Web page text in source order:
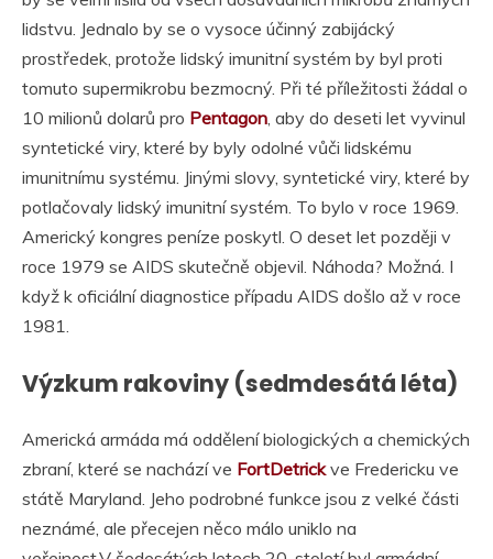
lidstvu. Jednalo by se o vysoce účinný zabijácký
prostředek, protože lidský imunitní systém by byl proti
tomuto supermikrobu bezmocný. Při té příležitosti žádal o
10 milionů dolarů pro Pentagon , aby do deseti let vyvinul
syntetické viry, které by byly odolné vůči lidskému
imunitnímu systému. Jinými slovy, syntetické viry, které by
potlačovaly lidský imunitní systém. To bylo v roce 1969.
Americký kongres peníze poskytl. O deset let později v
roce 1979 se AIDS skutečně objevil. Náhoda? Možná. I
když k oficiální diagnostice případu AIDS došlo až v roce
1981.
Výzkum rakoviny (sedmdesátá léta)
Americká armáda má oddělení biologických a chemických
zbraní, které se nachází ve FortDetrickve Fredericku ve
státě Maryland. Jeho podrobné funkce jsou z velké části
neznámé, ale přecejen něco málo uniklo na